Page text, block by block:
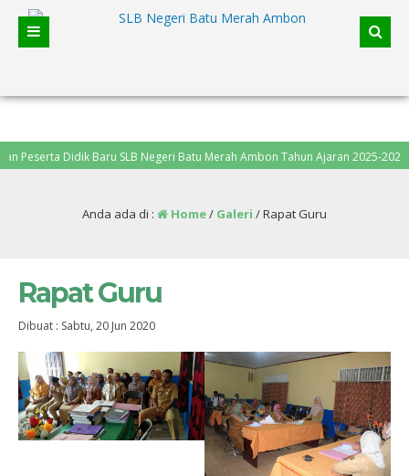
Didik Baru SLB Negeri Batu Merah Ambon Tahun Ajaran 2025-2026,
Anda ada di : Home/ Galeri /Rapat Guru
Rapat Guru
Dibuat : Sabtu, 20 Jun 2020